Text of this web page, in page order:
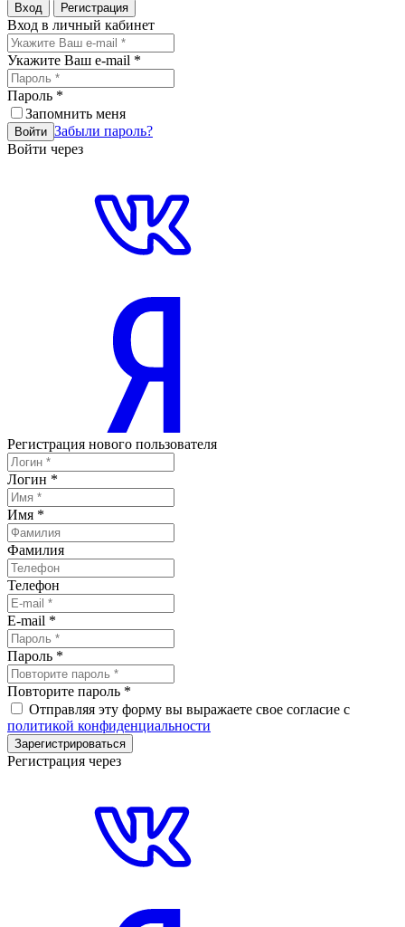
Вход Регистрация
Вход в личный кабинет
Укажите Ваш e-mail *
Пароль *
Запомнить меня
Войти Забыли пароль?
Войти через
Регистрация нового пользователя
Логин *
Имя *
Фамилия
Телефон
E-mail *
Пароль *
Повторите пароль *
Отправляя эту форму вы выражаете свое согласие с
политикой конфиденциальности
Зарегистрироваться
Регистрация через